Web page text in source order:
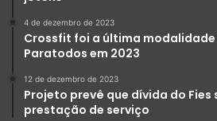
4 de dezembro de 2023
Crossfit foi a última modalidade
Paratodos em 2023
12 de dezembro de 2023
Projeto prevê que dívida do
prestação de serviço